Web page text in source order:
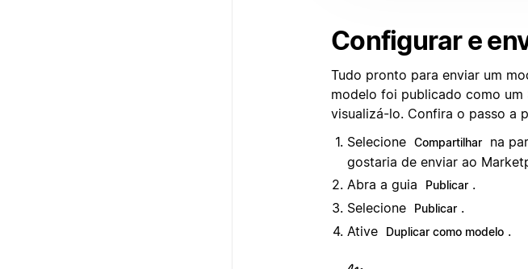
Configurar e
Tudo pronto para enviar um
modelo foi publicado como
visualizá-lo. Confira o passo a
Selecione Compartilhar
na
gostaria de enviar ao
Abra a guia
Publicar .
Selecione
Publicar .
Ative
Duplicar como modelo .